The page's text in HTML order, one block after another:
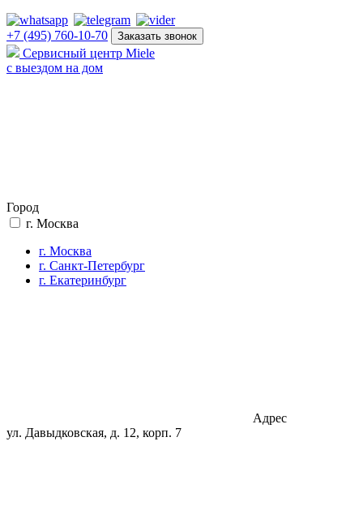
+7 (495) 760-10-70 Заказать звонок
Сервисный центр Miele
с выездом на дом
Город
г. Москва
г. Москва
г. Санкт-Петербург
г. Екатеринбург
Адрес
ул. Давыдковская, д. 12, корп. 7